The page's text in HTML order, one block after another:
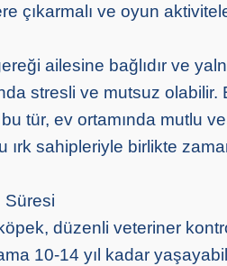
çıkarmalı ve oyun
ailesine bağlıdır ve
stresli ve mutsuz
tür, ev ortamında mutlu
ırk sahipleriyle birlikte
Süresi
düzenli veteriner
10-14 yıl kadar